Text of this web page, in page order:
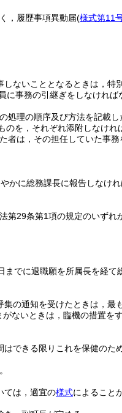
，履歴事項異動届(様式第11
ないこととなるときは，特
事務の引継ぎをしなければ
処理の順序及び方法を記載
を，それぞれ添附しなけれ
者は，その担任していた事
かに総務課長に報告しなけれ
第29条第1項の規定のいずれ
でに退職願を所属長を経て
の通知を受けたときは，最
ないときは，臨機の措置を
できる限りこれを保健のた
ては，適宜の様式によること